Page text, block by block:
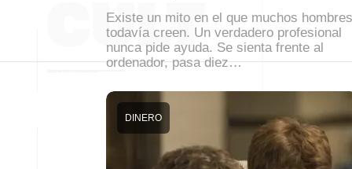
Existe un mito en el que muchos hombres
todavía creen. Un verdadero profesional
nunca pide ayuda. Se sienta frente al
ordenador, pasa diez…
DINERO